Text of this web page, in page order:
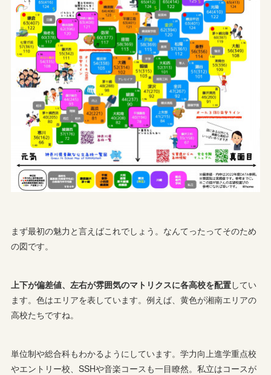
まず最初の魅力と言えばこれでしょう。なんてったってそのため
の図です。
上下が偏差値、左右が雰囲気のマトリクスに各高校を配置してい
ます。色はエリアを表しています。例えば、黄色が湘南エリアの
高校たちですね。
単位制や総合科もわかるようにしています。学力向上進学重点校
やエントリー校、SSHや音楽コースも一目瞭然。私立はコースが